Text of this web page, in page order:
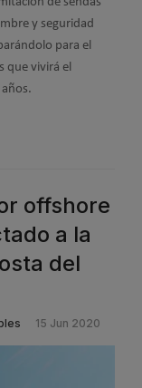
y seguridad
para el
que vivirá el
offshore
a la
del
15 Jun 2020